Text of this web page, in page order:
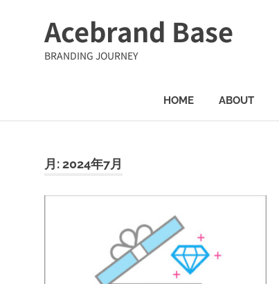
キ
Acebrand Base
BRANDING JOURNEY
HOME ABOUT
月:2024年7月